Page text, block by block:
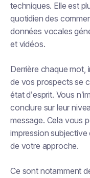
techniques. Elle est
quotidien des
données vocales
et vidéos.
Derrière chaque mot,
de vos prospects se
état d’esprit. Vous
conclure sur leur
message. Cela vous
impression
de votre approche.
Ce sont notamment